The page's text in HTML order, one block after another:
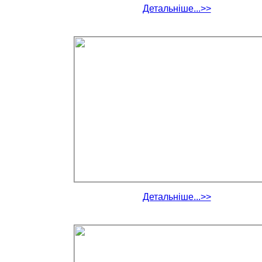
Детальніше...>>
Детальніше...>>